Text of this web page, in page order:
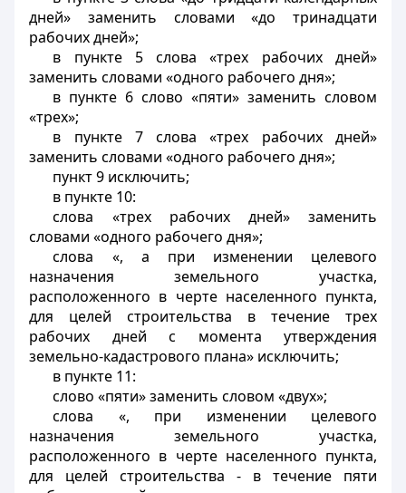
дней» заменить словами «до тринадцати
рабочих дней»;
в пункте 5 слова «трех рабочих дней»
заменить словами «одного рабочего дня»;
в пункте 6 слово «пяти» заменить словом
«трех»;
в пункте 7 слова «трех рабочих дней»
заменить словами «одного рабочего дня»;
пункт 9 исключить;
в пункте 10:
слова «трех рабочих дней» заменить
словами «одного рабочего дня»;
слова «, а при изменении целевого
назначения земельного участка,
расположенного в черте населенного пункта,
для целей строительства в течение трех
рабочих дней с момента утверждения
земельно-кадастрового плана» исключить;
в пункте 11:
слово «пяти» заменить словом «двух»;
слова «, при изменении целевого
назначения земельного участка,
расположенного в черте населенного пункта,
для целей строительства - в течение пяти